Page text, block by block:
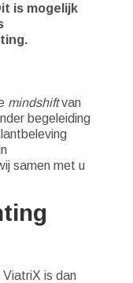
is mogelijk
mindshiftvan
begeleiding
samen met u
is dan